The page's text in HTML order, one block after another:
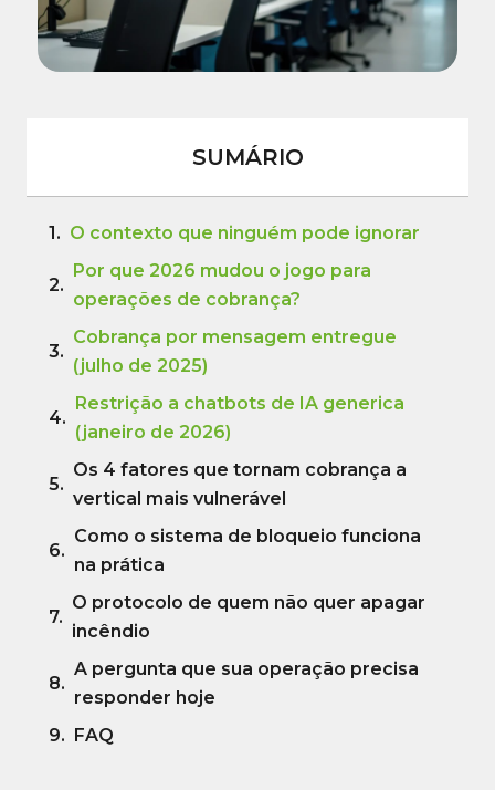
SUMÁRIO
O contexto que ninguém pode ignorar
Por que 2026 mudou o jogo para
operações de cobrança?
Cobrança por mensagem entregue
(julho de 2025)
Restrição a chatbots de IA generica
(janeiro de 2026)
Os 4 fatores que tornam cobrança a
vertical mais vulnerável
Como o sistema de bloqueio funciona
na prática
O protocolo de quem não quer apagar
incêndio
A pergunta que sua operação precisa
responder hoje
FAQ